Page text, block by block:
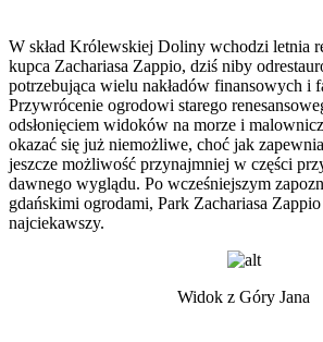
W skład Królewskiej Doliny wchodzi letnia
kupca Zachariasa Zappio, dziś niby
potrzebująca wielu nakładów finansowych i
Przywrócenie ogrodowi starego
odsłonięciem widoków na morze i
okazać się już niemożliwe, choć jak
jeszcze możliwość przynajmniej w części
dawnego wyglądu. Po wcześniejszym
gdańskimi ogrodami, Park Zachariasa
najciekawszy.
Widok z Góry Jana